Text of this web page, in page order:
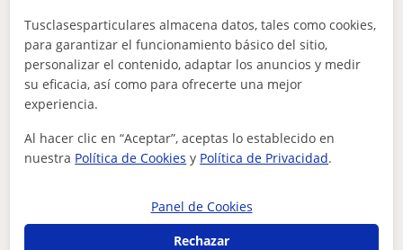
Tus clases particulares FCE First Certificate in English
Navarra
Pamplona - Iruña
profesora de ingles nativa con 1 año de experiencia ofrece c...
Otros profesores de FCE First Certificate
in English en Pamplona - Iruña que
Tusclasesparticulares almacena datos, tales como cookies,
para garantizar el funcionamiento básico del sitio,
personalizar el contenido, adaptar los anuncios y medir
su eficacia, así como para ofrecerte una mejor
experiencia.
Al hacer clic en “Aceptar”, aceptas lo establecido en
nuestra Política de Cookies y Política de Privacidad.
Panel de Cookies
Rechazar